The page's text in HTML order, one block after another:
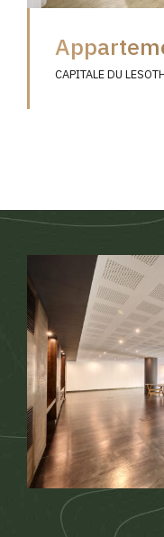
CAPITALE DU